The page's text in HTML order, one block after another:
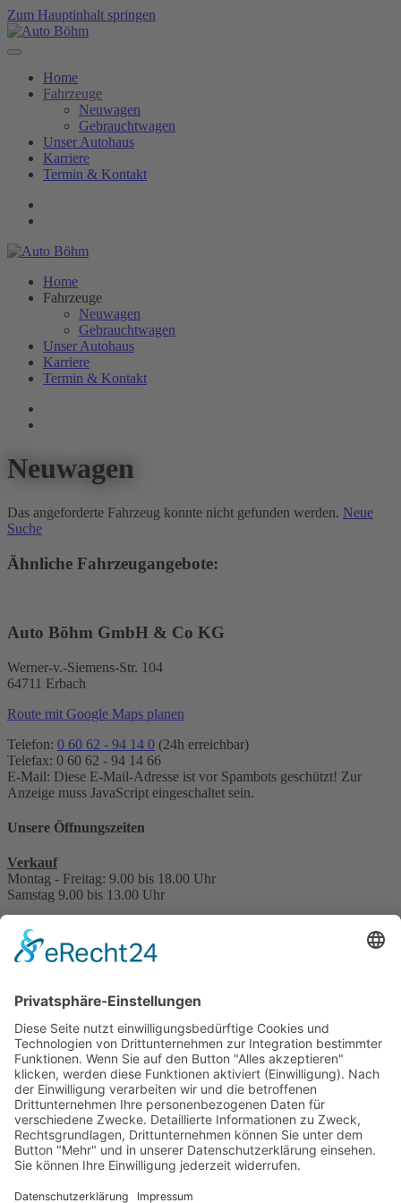
Zum Hauptinhalt springen
Home
Fahrzeuge
Neuwagen
Gebrauchtwagen
Unser Autohaus
Karriere
Termin & Kontakt
Home
Fahrzeuge
Neuwagen
Gebrauchtwagen
Unser Autohaus
Karriere
Termin & Kontakt
Neuwagen
Das angeforderte Fahrzeug konnte nicht gefunden werden. Neue
Suche
Ähnliche Fahrzeugangebote:
Auto Böhm GmbH & Co KG
Werner-v.-Siemens-Str. 104
64711 Erbach
Route mit Google Maps planen
Telefon: 0 60 62 - 94 14 0 (24h erreichbar)
Telefax: 0 60 62 - 94 14 66
E-Mail: Diese E-Mail-Adresse ist vor Spambots geschützt! Zur
Anzeige muss JavaScript eingeschaltet sein.
Unsere Öffnungszeiten
Verkauf
Montag - Freitag: 9.00 bis 18.00 Uhr
Samstag 9.00 bis 13.00 Uhr
Montag - Freitag: 7.30 bis 17.30 Uhr
Samstag 8.30 bis 13.30 Uhr
nach Terminabsprache
Interessant für Sie?
Kontakt
Bonuskarte
Über uns
Stellenangebote
Beratungstermin vereinbaren